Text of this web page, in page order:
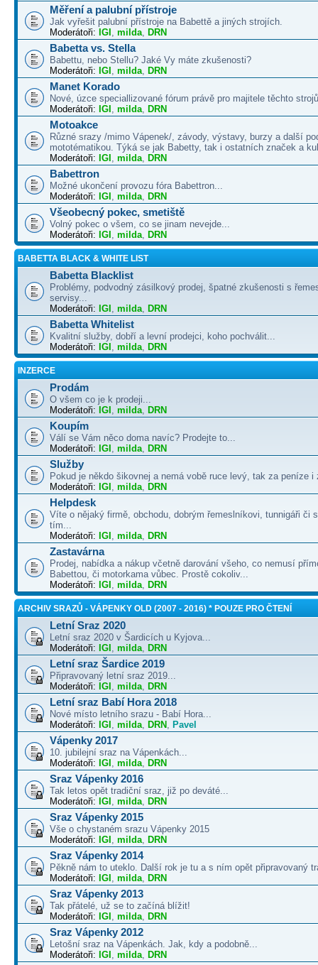
Měření a palubní přístroje
Jak vyřešit palubní přístroje na Babettě a jiných strojích.
Moderátoři: IGI , milda, DRN
Babetta vs. Stella
Babettu, nebo Stellu? Jaké Vy máte zkušenosti?
Moderátoři: IGI , milda, DRN
Manet Korado
Nové, úzce speciallizované fórum právě pro majitele těchto
Moderátoři: IGI , milda, DRN
Motoakce
Různé srazy /mimo Vápenek/, závody, výstavy, burzy a další
mototématikou. Týká se jak Babetty, tak i ostatních značek a
Moderátoři: IGI , milda, DRN
Babettron
Možné ukončení provozu fóra Babettron...
Moderátoři: IGI , milda, DRN
Všeobecný pokec, smetiště
Volný pokec o všem, co se jinam nevejde...
Moderátoři: IGI , milda, DRN
BABETTA BLACK & WHITE LIST
Babetta Blacklist
Problémy, podvodný zásilkový prodej, špatné zkušenosti s
servisy...
Moderátoři: IGI , milda, DRN
Babetta Whitelist
Kvalitní služby, dobří a levní prodejci, koho pochválit...
Moderátoři: IGI , milda, DRN
INZERCE
Prodám
O všem co je k prodeji...
Moderátoři: IGI , milda, DRN
Koupím
Válí se Vám něco doma navíc? Prodejte to...
Moderátoři: IGI , milda, DRN
Služby
Pokud je někdo šikovnej a nemá vobě ruce levý, tak za peníze i
Moderátoři: IGI , milda, DRN
Helpdesk
Víte o nějaký firmě, obchodu, dobrým řemeslníkovi, tunnigáři či
tím...
Moderátoři: IGI , milda, DRN
Zastavárna
Prodej, nabídka a nákup včetně darování všeho, co nemusí
Babettou, či motorkama vůbec. Prostě cokoliv...
Moderátoři: IGI , milda, DRN
ARCHIV SRAZŮ - VÁPENKY OLD (2007 - 2016) * POUZE PRO ČTENÍ
Letní Sraz 2020
Letní sraz 2020 v Šardicích u Kyjova...
Moderátoři: IGI , milda, DRN
Letní sraz Šardice 2019
Připravovaný letní sraz 2019...
Moderátoři: IGI , milda, DRN
Letní sraz Babí Hora 2018
Nové místo letního srazu - Babí Hora...
Moderátoři: IGI , milda, DRN , Pavel
Vápenky 2017
10. jubilejní sraz na Vápenkách...
Moderátoři: IGI , milda, DRN
Sraz Vápenky 2016
Tak letos opět tradiční sraz, již po deváté...
Moderátoři: IGI , milda, DRN
Sraz Vápenky 2015
Vše o chystaném srazu Vápenky 2015
Moderátoři: IGI , milda, DRN
Sraz Vápenky 2014
Pěkně nám to uteklo. Další rok je tu a s ním opět připravovaný
Moderátoři: IGI , milda, DRN
Sraz Vápenky 2013
Tak přátelé, už se to začíná blížit!
Moderátoři: IGI , milda, DRN
Sraz Vápenky 2012
Letošní sraz na Vápenkách. Jak, kdy a podobně...
Moderátoři: IGI , milda, DRN